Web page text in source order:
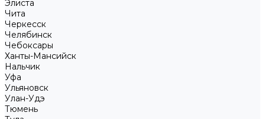
Элиста
Чита
Черкесск
Челябинск
Чебоксары
Ханты-Мансийск
Нальчик
Уфа
Ульяновск
Улан-Удэ
Тюмень